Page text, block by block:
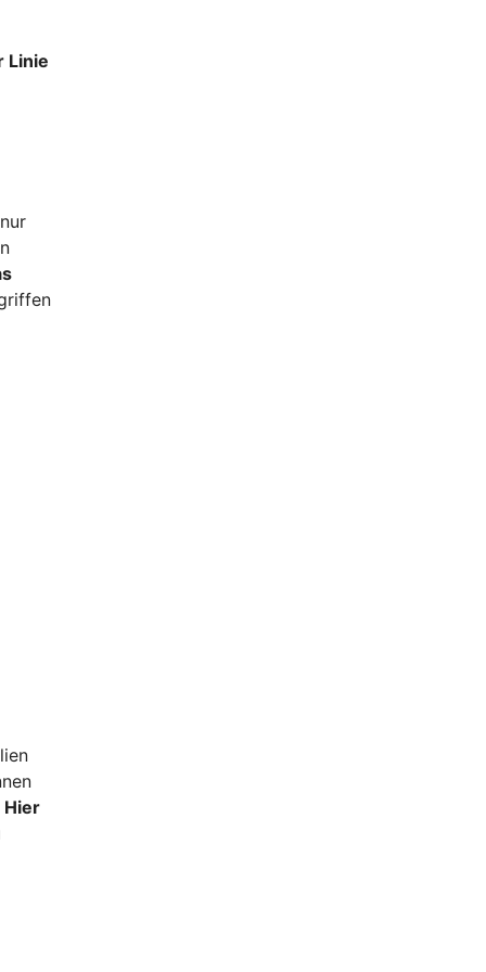
Linie
Hier